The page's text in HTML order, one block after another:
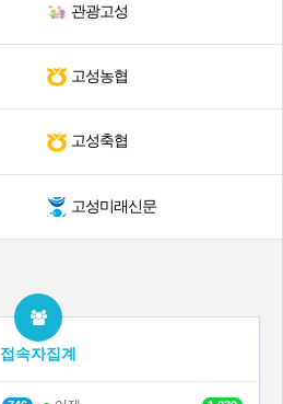
관광고성
고성농협
고성축협
고성미래신문
접속자집계